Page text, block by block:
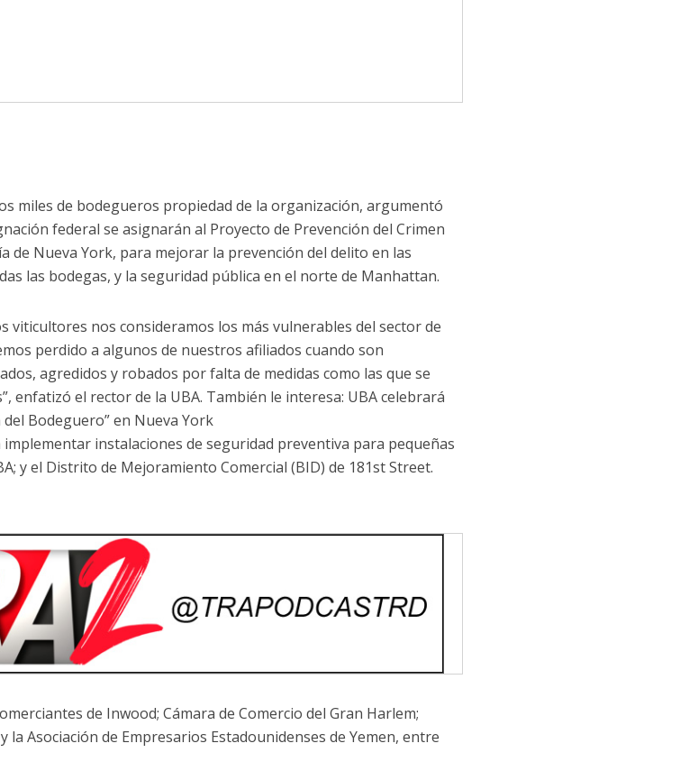
miles de bodegueros propiedad de la organización, argumentó
federal se asignarán al Proyecto de Prevención del Crimen
de Nueva York, para mejorar la prevención del delito en las
las bodegas, y la seguridad pública en el norte de Manhattan.
viticultores nos consideramos los más vulnerables del sector de
perdido a algunos de nuestros afiliados cuando son
agredidos y robados por falta de medidas como las que se
enfatizó el rector de la UBA. También le interesa: UBA celebrará
Bodeguero” en Nueva York
instalaciones de seguridad preventiva para pequeñas
y el Distrito de Mejoramiento Comercial (BID) de 181st Street.
de Inwood; Cámara de Comercio del Gran Harlem;
la Asociación de Empresarios Estadounidenses de Yemen, entre